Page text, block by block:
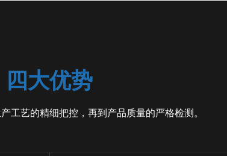
四大优势
工艺的精细把控，再到产品质量的严格检测。